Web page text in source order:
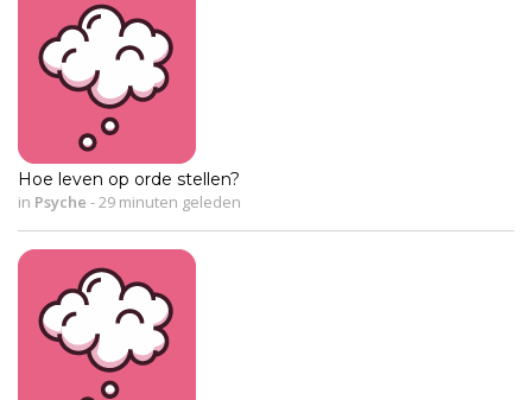
Hoe leven op orde stellen?
in Psyche -29 minuten geleden